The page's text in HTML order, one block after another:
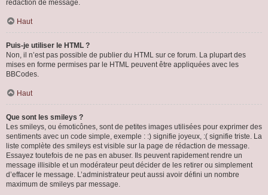
rédaction de message.
Haut
Puis-je utiliser le HTML ?
Non, il n’est pas possible de publier du HTML sur ce forum. La plupart des
mises en forme permises par le HTML peuvent être appliquées avec les
BBCodes.
Haut
Que sont les smileys ?
Les smileys, ou émoticônes, sont de petites images utilisées pour exprimer des
sentiments avec un code simple, exemple : :) signifie joyeux, :( signifie triste. La
liste complète des smileys est visible sur la page de rédaction de message.
Essayez toutefois de ne pas en abuser. Ils peuvent rapidement rendre un
message illisible et un modérateur peut décider de les retirer ou simplement
d’effacer le message. L’administrateur peut aussi avoir défini un nombre
maximum de smileys par message.